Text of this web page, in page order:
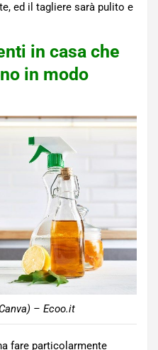
ed il tagliere sarà pulito e
in casa che
in modo
– Ecoo.it
fare particolarmente